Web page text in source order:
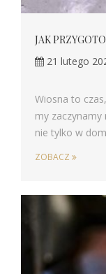
JAK
21 lutego
Wiosna to
my zaczynamy
nie tylko w
ZOBACZ